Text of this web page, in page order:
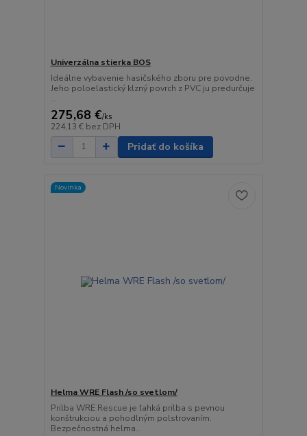
Univerzálna stierka BOS
Ideálne vybavenie hasičského zboru pre povodne.
Jeho poloelastický klzný povrch z PVC ju predurčuje
...
275,68 €/ks
224,13 € bez DPH
Pridať do košíka
Novinka
Helma WRE Flash /so svetlom/
Prilba WRE Rescue je ľahká prilba s pevnou
konštrukciou a pohodlným polstrovaním.
Bezpečnostná helma...